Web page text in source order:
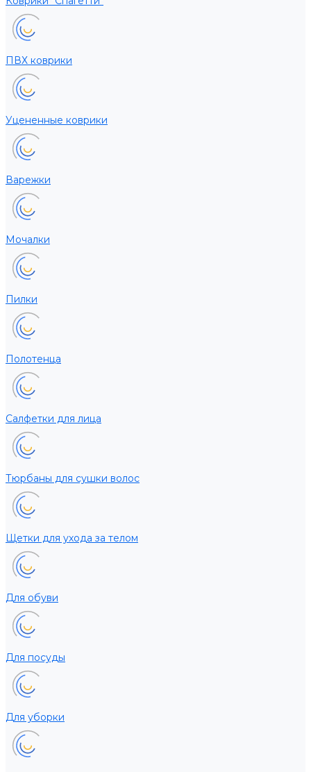
ПВХ коврики
Уцененные коврики
Варежки
Мочалки
Пилки
Полотенца
Салфетки для лица
Тюрбаны для сушки волос
Щетки для ухода за телом
Для обуви
Для посуды
Для уборки